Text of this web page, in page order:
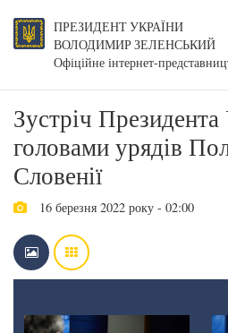
ПРЕЗИДЕНТ УКРАЇНИ
ВОЛОДИМИР ЗЕЛЕНСЬКИЙ
Офіційне інтернет-
Зустріч Президента
головами урядів
Словенії
16 березня 2022 року - 02:00